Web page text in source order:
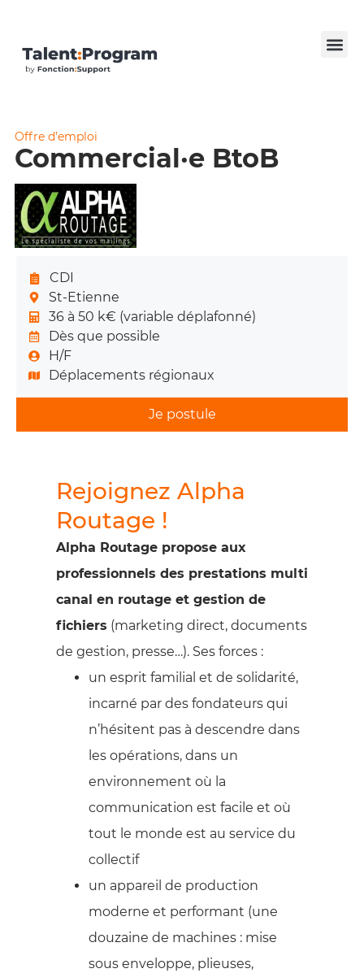
CDI
St-Etienne
36 à 50 k€ (variable déplafonné)
Dès que possible
H/F
Déplacements régionaux
Je postule
Offre d’emploi
Commercial·e BtoB
Rejoignez Alpha
Routage !
Alpha Routage propose aux
professionnels des prestations multi
canal en routage et gestion de
fichiers (marketing direct, documents
de gestion, presse…). Ses forces :
un esprit familial et de solidarité,
incarné par des fondateurs qui
n’hésitent pas à descendre dans
les opérations, dans un
environnement où la
communication est facile et où
tout le monde est au service du
collectif
un appareil de production
moderne et performant (une
douzaine de machines : mise
sous enveloppe, plieuses,